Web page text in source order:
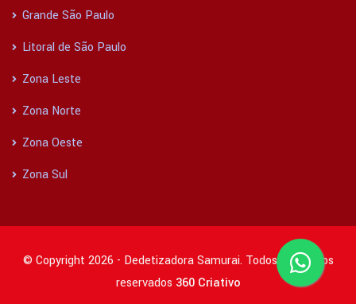
Grande São Paulo
Litoral de São Paulo
Zona Leste
Zona Norte
Zona Oeste
Zona Sul
© Copyright 2026 - Dedetizadora Samurai. Todos os direitos
reservados 360 Criativo